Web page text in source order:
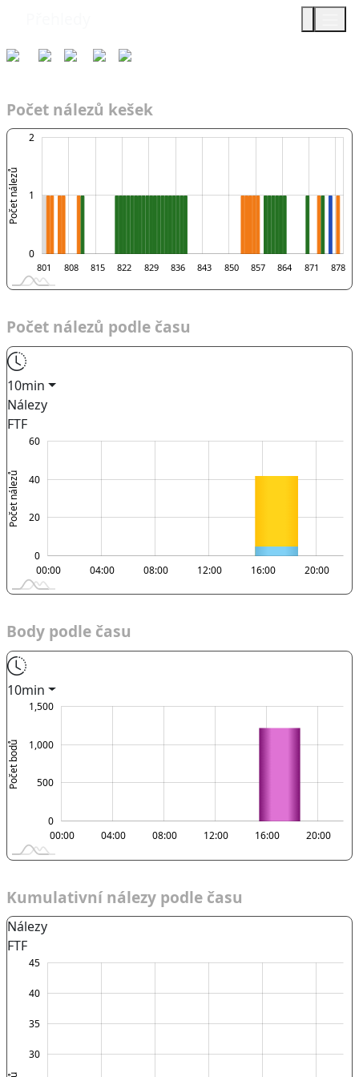
Počet nálezů kešek
Počet nálezů 0
-2-1
0
1
2
3
801
807
813
819
825
831
837 843
849
855
861
867
873
888 808 815 822 829 836 850 857 864 871 878
Počet nálezů podle času
10min
Nálezy
FTF
Počet nálezů
0
20
40
60
L
00:00 04:00 08:00 12:00 16:00 20:00
00:00
Body podle času
10min
Počet bodů
0
500
1,000
1,500
L
00:00 04:00 08:00 12:00 16:00 20:00
00:00
Kumulativní nálezy podle času
Nálezy
FTF
30
35
40
45